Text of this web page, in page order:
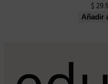
$
Añadir